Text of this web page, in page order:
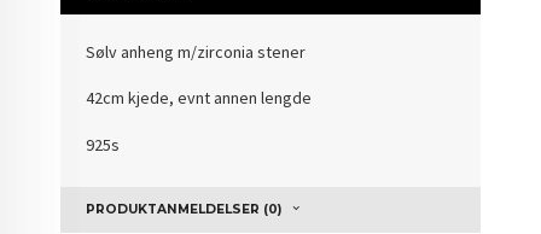
Sølv anheng m/zirconia stener
42cm kjede, evnt annen lengde
925s
PRODUKTANMELDELSER (0)